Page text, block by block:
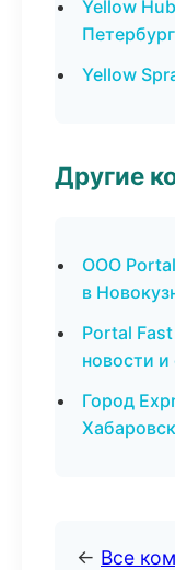
Yellow
Петербург
Yellow
Другие
ООО
в
Portal
новости
Город
Хабаровск
← Все